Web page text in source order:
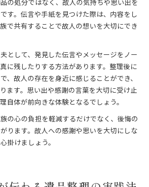
の処分ではなく、故人の気持ちや思い出を
す。伝言や手紙を見つけた際は、内容をし
で共有することで故人の想いを大切にでき
として、発見した伝言やメッセージをノー
に残したりする方法があります。整理後に
、故人の存在を身近に感じることができ、
ます。思い出や感謝の言葉を大切に受け止
自体が前向きな体験となるでしょう。
の心の負担を軽減するだけでなく、後悔の
ります。故人への感謝や思いを大切にしな
掛けましょう。